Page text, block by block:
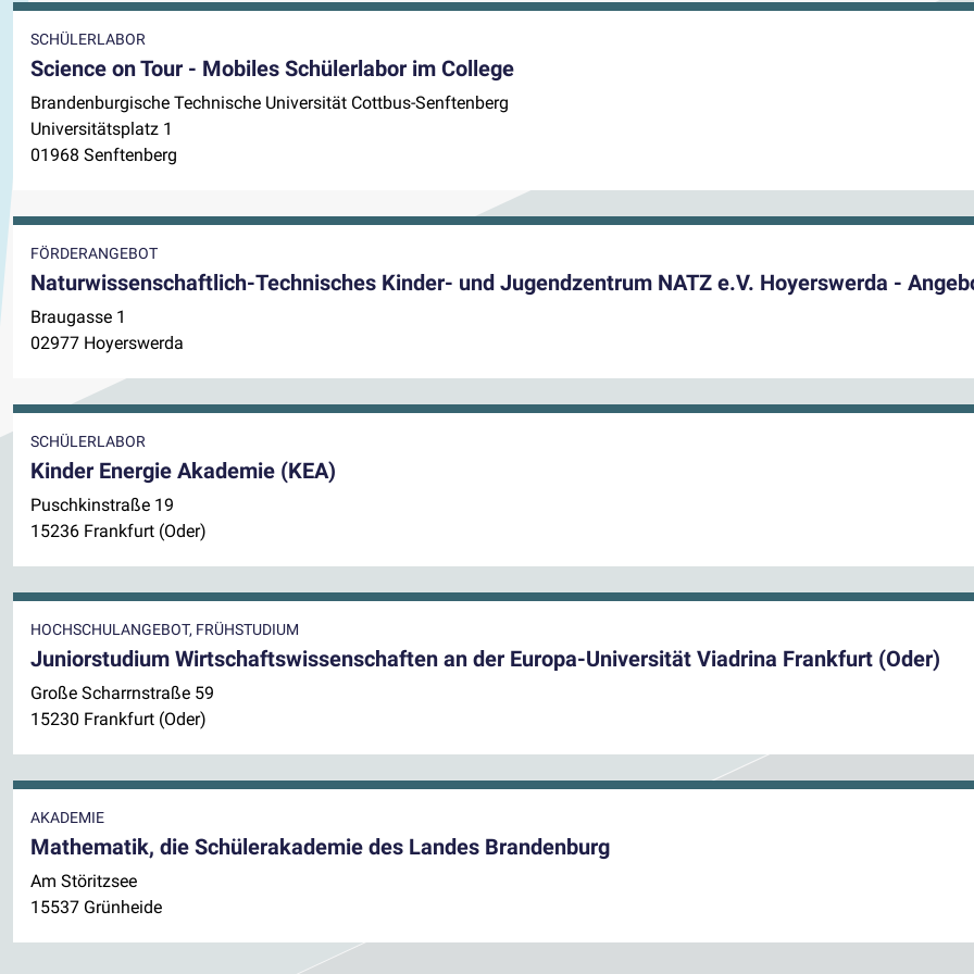
SCHÜLERLABOR
Science on Tour - Mobiles Schülerlabor im College
Brandenburgische Technische Universität Cottbus-Senftenberg
Universitätsplatz 1
01968 Senftenberg
FÖRDERANGEBOT
Naturwissenschaftlich-Technisches Kinder- und Jugendzentrum NATZ e.V. Hoyerswerda -
Braugasse 1
02977 Hoyerswerda
SCHÜLERLABOR
Kinder Energie Akademie (KEA)
Puschkinstraße 19
15236 Frankfurt (Oder)
HOCHSCHULANGEBOT, FRÜHSTUDIUM
Juniorstudium Wirtschaftswissenschaften an der Europa-Universität Viadrina Frankfurt (Oder)
Große Scharrnstraße 59
15230 Frankfurt (Oder)
AKADEMIE
Mathematik, die Schülerakademie des Landes Brandenburg
Am Störitzsee
15537 Grünheide